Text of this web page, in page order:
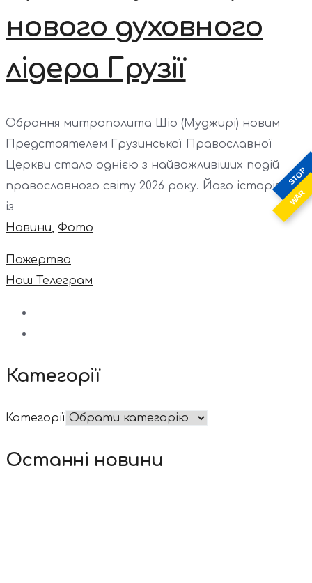
STOP
WAR
нового духовного
лідера Грузії
Обрання митрополита Шіо (Муджирі) новим
Предстоятелем Грузинської Православної
Церкви стало однією з найважливіших подій
православного світу 2026 року. Його історія...
із
Новини, Фото
Пожертва
Наш Телеграм
Категорії
Категорії
Останні новини